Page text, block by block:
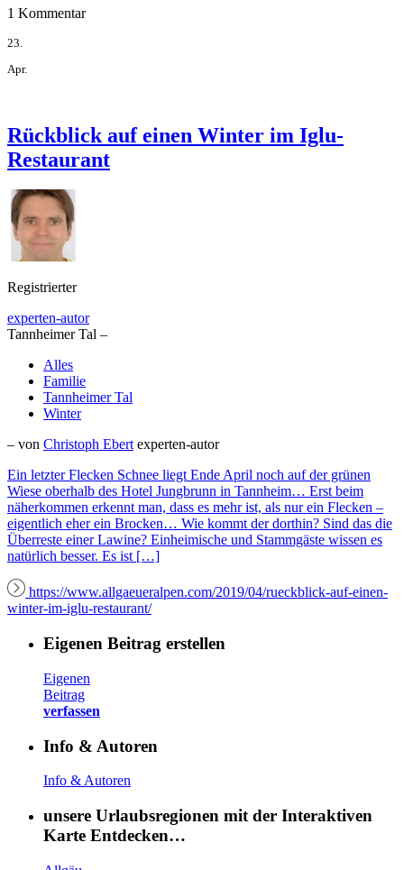
1 Kommentar
23.
Apr.
Rückblick auf einen Winter im Iglu-
Restaurant
Registrierter
experten-autor
Tannheimer Tal –
Alles
Familie
Tannheimer Tal
Winter
– von Christoph Ebert experten-autor
Ein letzter Flecken Schnee liegt Ende April noch auf der grünen
Wiese oberhalb des Hotel Jungbrunn in Tannheim… Erst beim
näherkommen erkennt man, dass es mehr ist, als nur ein Flecken –
eigentlich eher ein Brocken… Wie kommt der dorthin? Sind das die
Überreste einer Lawine? Einheimische und Stammgäste wissen es
natürlich besser. Es ist […]
https://www.allgaeueralpen.com/2019/04/rueckblick-auf-einen-
winter-im-iglu-restaurant/
Eigenen Beitrag erstellen
Eigenen
Beitrag
verfassen
Info & Autoren
Info & Autoren
unsere Urlaubsregionen mit der Interaktiven
Karte Entdecken…